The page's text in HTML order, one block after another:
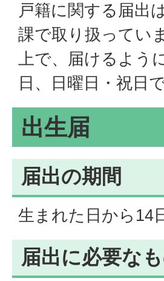
戸籍に関する届出
課で取り扱ってい
上で、届けるよう
日、日曜日・祝日
出生届
届出の期間
生まれた日から14
届出に必要な